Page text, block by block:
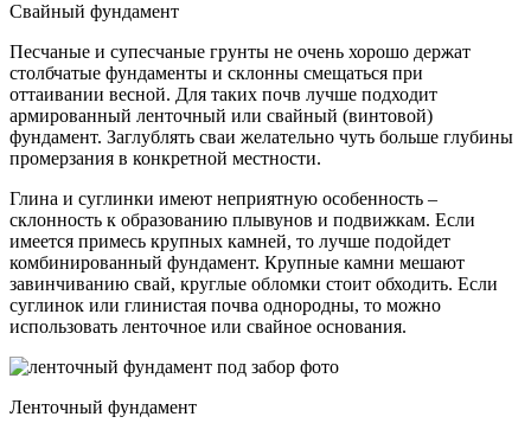
Свайный фундамент
Песчаные и супесчаные грунты не очень хорошо держат
столбчатые фундаменты и склонны смещаться при
оттаивании весной. Для таких почв лучше подходит
армированный ленточный или свайный (винтовой)
фундамент. Заглублять сваи желательно чуть больше глубины
промерзания в конкретной местности.
Глина и суглинки имеют неприятную особенность –
склонность к образованию плывунов и подвижкам. Если
имеется примесь крупных камней, то лучше подойдет
комбинированный фундамент. Крупные камни мешают
завинчиванию свай, круглые обломки стоит обходить. Если
суглинок или глинистая почва однородны, то можно
использовать ленточное или свайное основания.
Ленточный фундамент